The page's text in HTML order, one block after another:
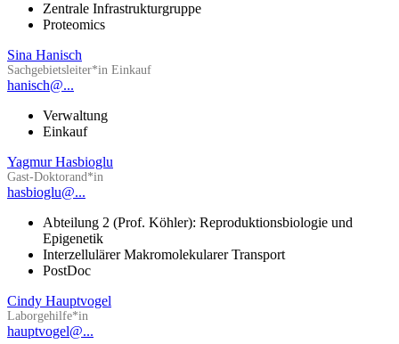
Zentrale Infrastrukturgruppe
Proteomics
Sina Hanisch
Sachgebietsleiter*in Einkauf
hanisch@...
Verwaltung
Einkauf
Yagmur Hasbioglu
Gast-Doktorand*in
hasbioglu@...
Abteilung 2 (Prof. Köhler): Reproduktionsbiologie und
Epigenetik
Interzellulärer Makromolekularer Transport
PostDoc
Cindy Hauptvogel
Laborgehilfe*in
hauptvogel@...